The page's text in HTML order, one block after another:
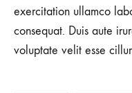
exercitation ullamco
consequat. Duis aute
voluptate velit esse